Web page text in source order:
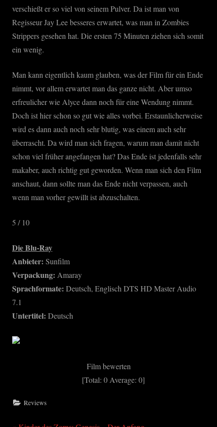
verschießt er so viel von seinem Pulver. Da ist man von
Regisseur Jay Lee besseres erwartet, was man in Zombies
Strippers gesehen hat. Die ersten 75 Minuten ziehen sich somit
ein wenig.
Man kann eigentlich kaum glauben, was der Film für ein Ende
nimmt, vor allem erwartet man das ganze nicht. Aber umso
erfreulicher wie Alyce dann noch für eine Wendung nimmt.
Doch ist hier schon so gut wie alles vorbei. Erstaunlicherweise
wird es dann auch noch sehr blutig, was einem auch sehr
überrascht. Da wird man sich fragen, warum man damit nicht
schon viel früher angefangen hat? Das Ende ist jedenfalls sehr
makaber, auch richtig gut geworden. Wenn man sich den Film
anschaut, dann sollte man das Ende nicht verpassen, auch
wenn man vorher gewillt ist abzuschalten.
5 / 10
Die Blu-Ray
Anbieter: Sunfilm
Verpackung: Amaray
Sprachformate: Deutsch, Englisch DTS HD Master Audio
7.1
Untertitel: Deutsch
Film bewerten
[Total: 0 Average: 0]
Reviews